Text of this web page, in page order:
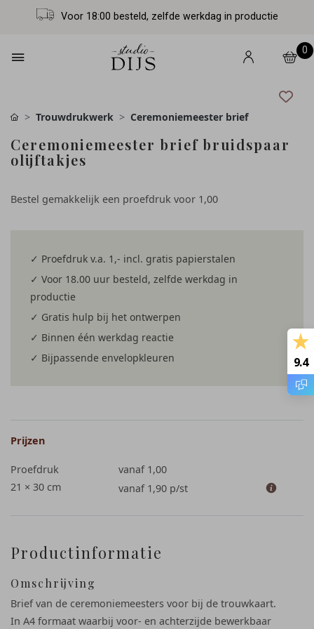
Voor 18:00 besteld, zelfde werkdag in productie
0
Trouwdrukwerk Ceremoniemeester brief
Ceremoniemeester brief bruidspaar
olijftakjes
Bestel gemakkelijk een proefdruk voor 1,00
✓ Proefdruk v.a. 1,- incl. gratis papierstalen
✓ Voor 18.00 uur besteld, zelfde werkdag in
productie
✓ Gratis hulp bij het ontwerpen
✓ Binnen één werkdag reactie
✓ Bijpassende envelopkleuren
Prijzen
Proefdruk
vanaf 1,00
21 × 30 cm
vanaf 1,90 p/st
Productinformatie
Omschrijving
Brief van de ceremoniemeesters voor bij de trouwkaart.
In A4 formaat waarbij voor- en achterzijde bewerkbaar
9.4